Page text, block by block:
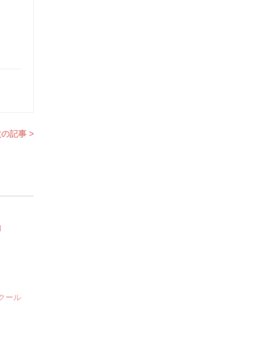
記事 >
ール